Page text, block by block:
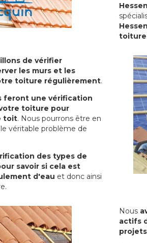
toiture
de vérifier
les murs et les
toiture régulièrement.
feront une vérification
toiture pour
toit. Nous pourrons être en
véritable problème de
des types de
savoir si cela est
d'eau et donc ainsi
Nous
actifs